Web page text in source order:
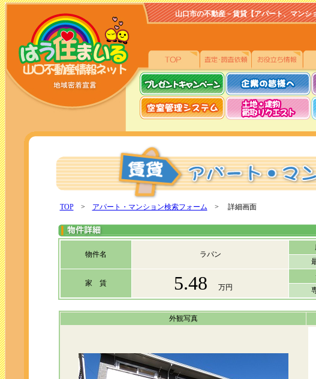
山口市の不動産－賃貸【アパート、マンション
TOP> アパート・マンション検索フォーム > 詳細画面
物件名 ラパン
家 賃 5.48 万円
外観写真